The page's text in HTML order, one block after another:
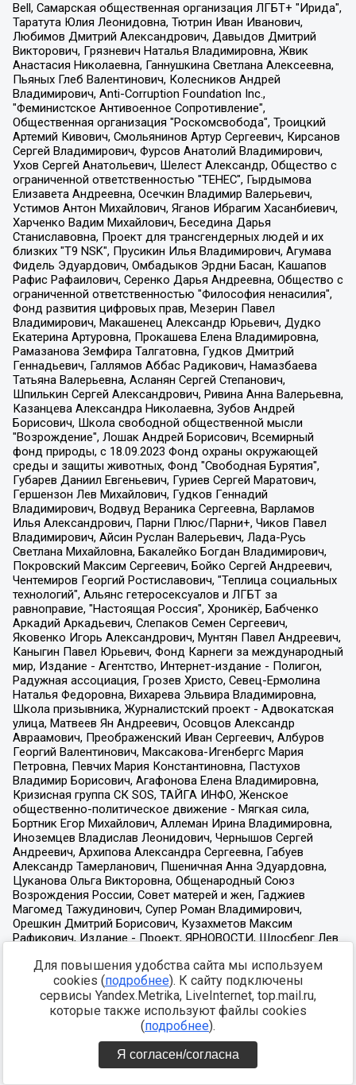
Для повышения удобства сайта мы используем
cookies (подробнее). К сайту подключены
сервисы Yandex.Metrika, LiveInternet, top.mail.ru,
которые также используют файлы cookies
(подробнее).
Я согласен/согласна